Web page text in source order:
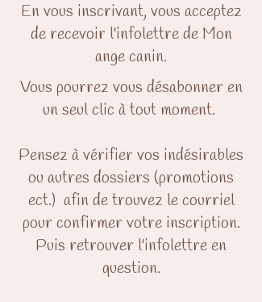
En vous inscrivant, vous acceptez
de recevoir l'infolettre de Mon
ange canin.
Vous pourrez vous désabonner en
un seul clic à tout moment.
Pensez à vérifier vos indésirables
ou autres dossiers (promotions
ect.) afin de trouvez le courriel
pour confirmer votre inscription.
Puis retrouver l'infolettre en
question.